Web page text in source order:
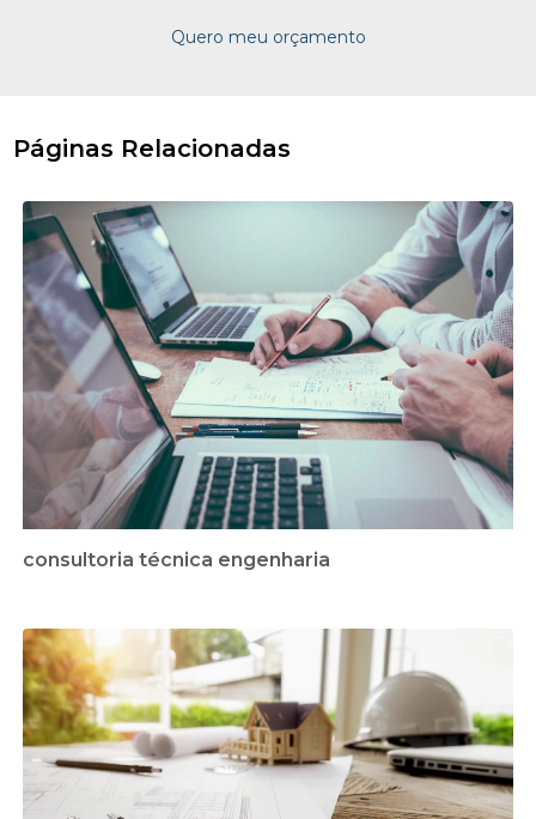
Quero meu orçamento
Páginas Relacionadas
consultoria técnica engenharia